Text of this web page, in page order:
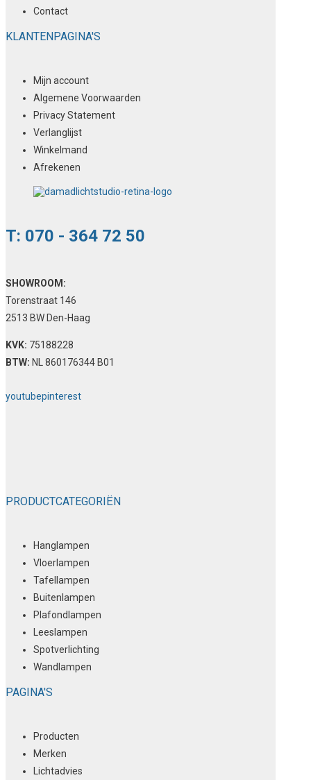
Contact
KLANTENPAGINA'S
Mijn account
Algemene Voorwaarden
Privacy Statement
Verlanglijst
Winkelmand
Afrekenen
T: 070 - 364 72 50
SHOWROOM:
Torenstraat 146
2513 BW Den-Haag
KVK: 75188228
BTW: NL 860176344 B01
youtubepinterest
PRODUCTCATEGORIËN
Hanglampen
Vloerlampen
Tafellampen
Buitenlampen
Plafondlampen
Leeslampen
Spotverlichting
Wandlampen
PAGINA'S
Producten
Merken
Lichtadvies